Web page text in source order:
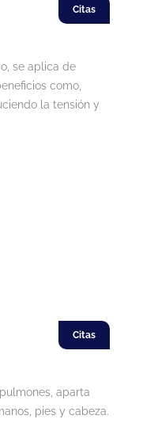
Citas
se aplica de
como,
la tensión y
Citas
aparta
pies y cabeza.